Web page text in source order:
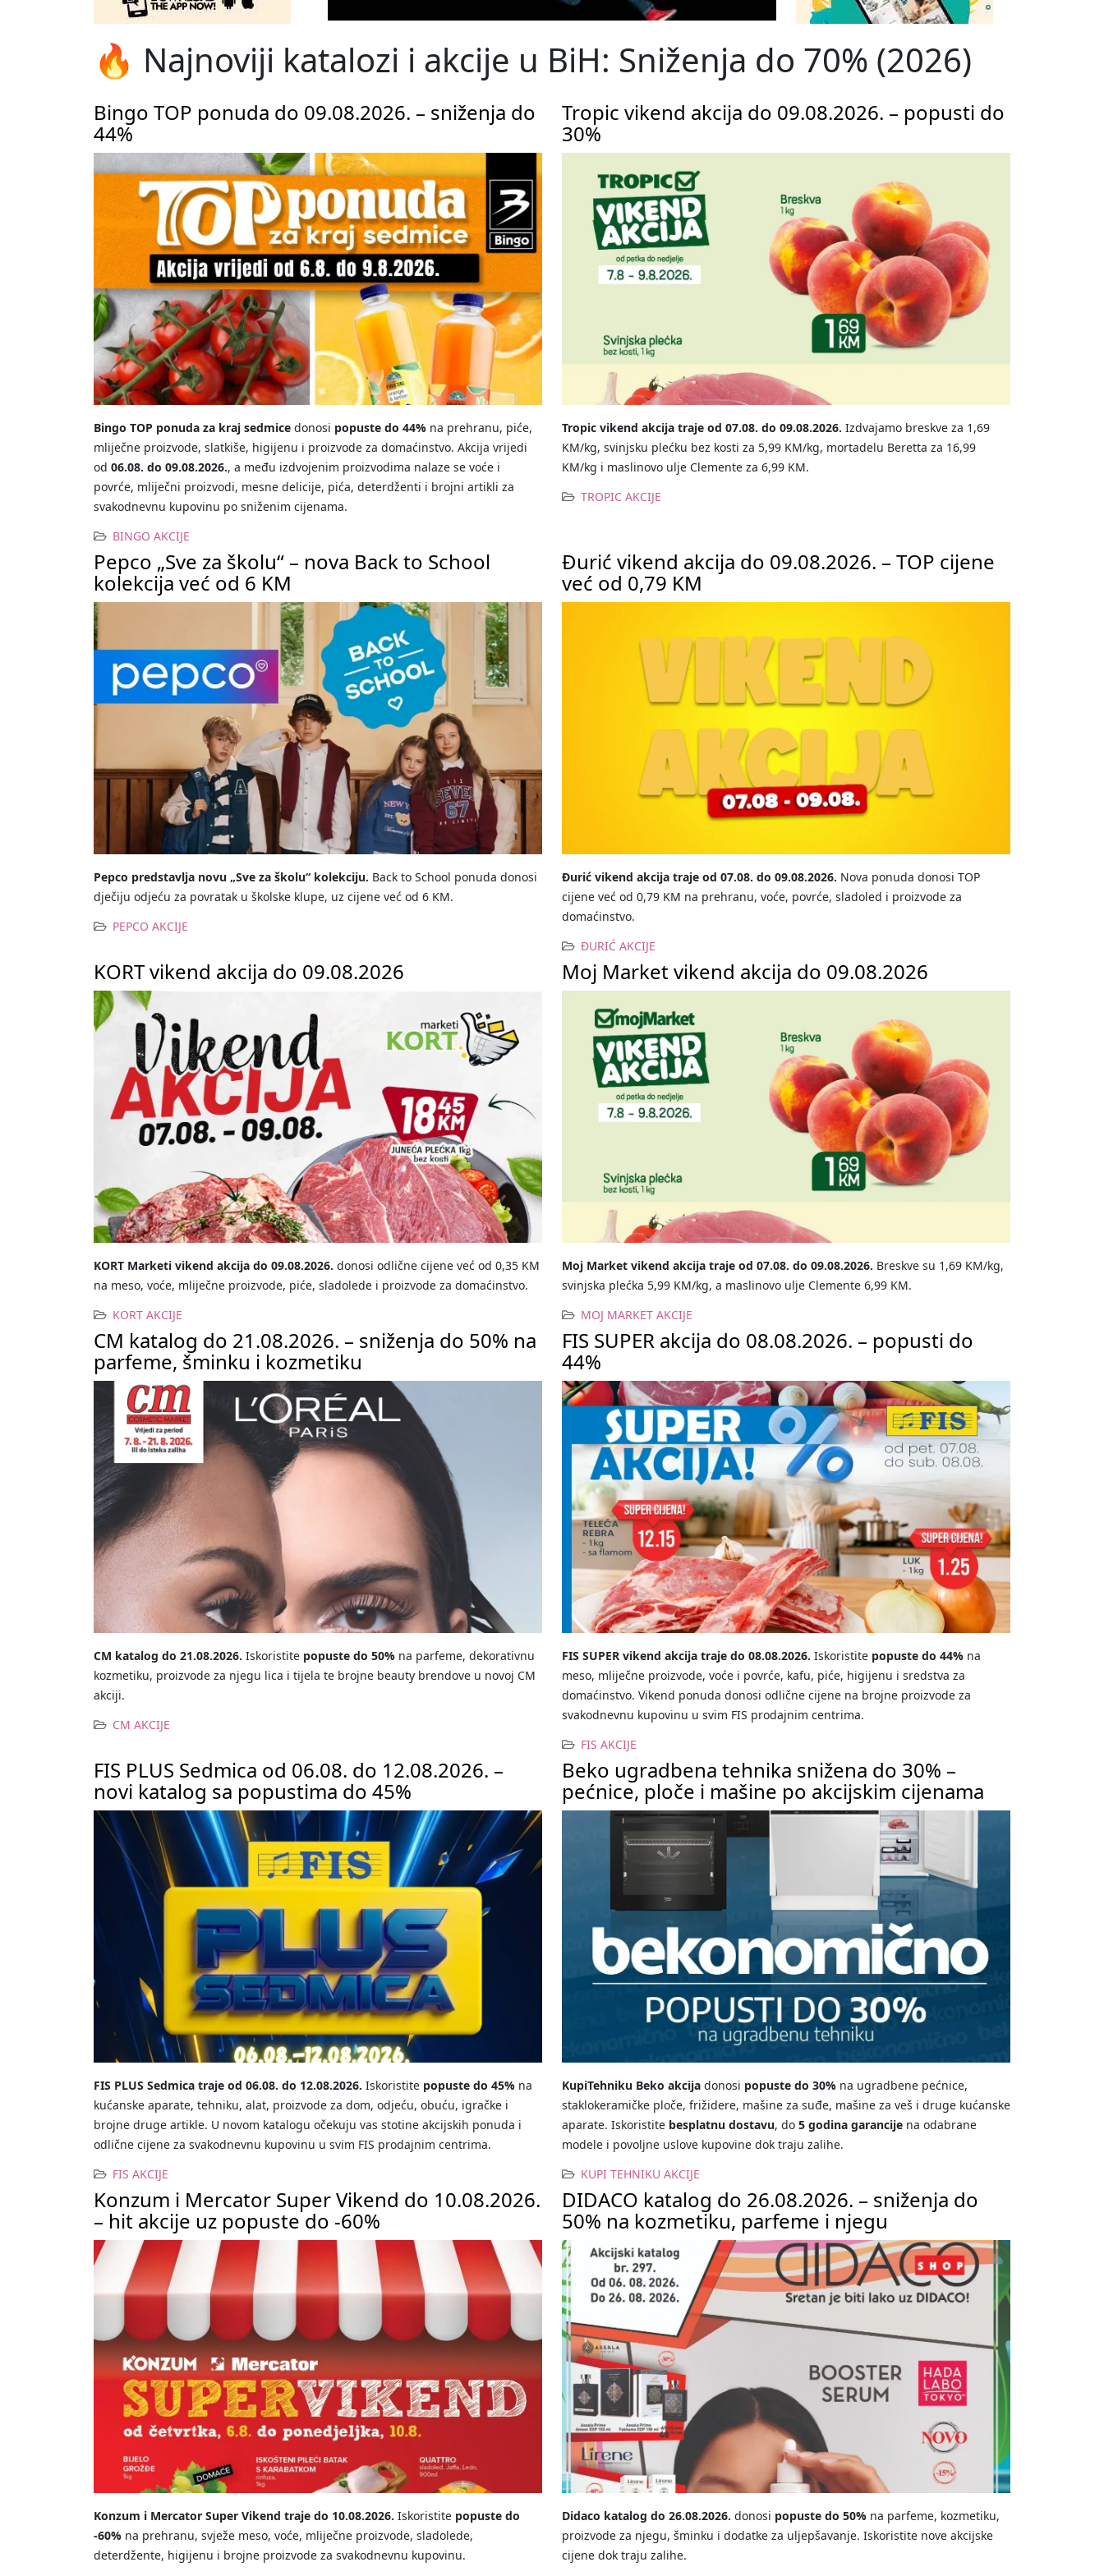
🔥 Najnoviji katalozi i akcije u BiH: Sniženja do 70% (2026)
Bingo TOP ponuda do 09.08.2026. – sniženja do
44%
Bingo TOP ponuda za kraj sedmice donosi popuste do 44% na prehranu, piće,
mliječne proizvode, slatkiše, higijenu i proizvode za domaćinstvo. Akcija vrijedi
od 06.08. do 09.08.2026., a među izdvojenim proizvodima nalaze se voće i
povrće, mliječni proizvodi, mesne delicije, pića, deterdženti i brojni artikli za
svakodnevnu kupovinu po sniženim cijenama.
BINGO AKCIJE
Tropic vikend akcija do 09.08.2026. – popusti do
30%
Tropic vikend akcija traje od 07.08. do 09.08.2026. Izdvajamo breskve za 1,69
KM/kg, svinjsku plećku bez kosti za 5,99 KM/kg, mortadelu Beretta za 16,99
KM/kg i maslinovo ulje Clemente za 6,99 KM.
TROPIC AKCIJE
Pepco „Sve za školu“ – nova Back to School
kolekcija već od 6 KM
Pepco predstavlja novu „Sve za školu“ kolekciju. Back to School ponuda donosi
dječiju odjeću za povratak u školske klupe, uz cijene već od 6 KM.
PEPCO AKCIJE
Đurić vikend akcija do 09.08.2026. – TOP cijene
već od 0,79 KM
Đurić vikend akcija traje od 07.08. do 09.08.2026. Nova ponuda donosi TOP
cijene već od 0,79 KM na prehranu, voće, povrće, sladoled i proizvode za
domaćinstvo.
ĐURIĆ AKCIJE
KORT vikend akcija do 09.08.2026
KORT Marketi vikend akcija do 09.08.2026. donosi odlične cijene već od 0,35 KM
na meso, voće, mliječne proizvode, piće, sladolede i proizvode za domaćinstvo.
KORT AKCIJE
Moj Market vikend akcija do 09.08.2026
Moj Market vikend akcija traje od 07.08. do 09.08.2026. Breskve su 1,69 KM/kg,
svinjska plećka 5,99 KM/kg, a maslinovo ulje Clemente 6,99 KM.
MOJ MARKET AKCIJE
CM katalog do 21.08.2026. – sniženja do 50% na
parfeme, šminku i kozmetiku
CM katalog do 21.08.2026. Iskoristite popuste do 50% na parfeme, dekorativnu
kozmetiku, proizvode za njegu lica i tijela te brojne beauty brendove u novoj CM
akciji.
CM AKCIJE
FIS SUPER akcija do 08.08.2026. – popusti do
44%
FIS SUPER vikend akcija traje do 08.08.2026. Iskoristite popuste do 44% na
meso, mliječne proizvode, voće i povrće, kafu, piće, higijenu i sredstva za
domaćinstvo. Vikend ponuda donosi odlične cijene na brojne proizvode za
svakodnevnu kupovinu u svim FIS prodajnim centrima.
FIS AKCIJE
FIS PLUS Sedmica od 06.08. do 12.08.2026. –
novi katalog sa popustima do 45%
FIS PLUS Sedmica traje od 06.08. do 12.08.2026. Iskoristite popuste do 45% na
kućanske aparate, tehniku, alat, proizvode za dom, odjeću, obuću, igračke i
brojne druge artikle. U novom katalogu očekuju vas stotine akcijskih ponuda i
odlične cijene za svakodnevnu kupovinu u svim FIS prodajnim centrima.
FIS AKCIJE
Beko ugradbena tehnika snižena do 30% –
pećnice, ploče i mašine po akcijskim cijenama
KupiTehniku Beko akcija donosi popuste do 30% na ugradbene pećnice,
staklokeramičke ploče, frižidere, mašine za suđe, mašine za veš i druge kućanske
aparate. Iskoristite besplatnu dostavu, do 5 godina garancije na odabrane
modele i povoljne uslove kupovine dok traju zalihe.
KUPI TEHNIKU AKCIJE
Konzum i Mercator Super Vikend do 10.08.2026.
– hit akcije uz popuste do -60%
Konzum i Mercator Super Vikend traje do 10.08.2026. Iskoristite popuste do
-60% na prehranu, svježe meso, voće, mliječne proizvode, sladolede,
deterdžente, higijenu i brojne proizvode za svakodnevnu kupovinu.
DIDACO katalog do 26.08.2026. – sniženja do
50% na kozmetiku, parfeme i njegu
Didaco katalog do 26.08.2026. donosi popuste do 50% na parfeme, kozmetiku,
proizvode za njegu, šminku i dodatke za uljepšavanje. Iskoristite nove akcijske
cijene dok traju zalihe.